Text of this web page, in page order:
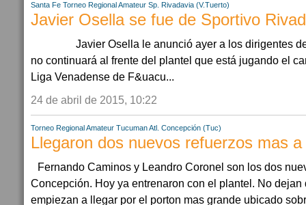
Santa Fe Torneo Regional Amateur Sp. Rivadavia (V.Tuerto)
Javier Osella se fue de Sportivo
Javier Osella le anunció ayer a los dirigentes de
no continuará al frente del plantel que está jugando el
Liga Venadense de F&uacu...
24 de abril de 2015, 10:22
Torneo Regional Amateur TucumanAtl. Concepción (Tuc)
Llegaron dos nuevos refuerzos mas
Fernando Caminos y Leandro Coronel son los dos
Concepción. Hoy ya entrenaron con el plantel. No dejan
empiezan a llegar por el porton mas grande ubicado